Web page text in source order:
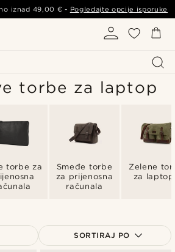
iznad 49,00 € - Pogledajte opcije isporuke
torbe za laptop
torbe za
Smeđe torbe
za prijenosna
računala
Zelene
za
SORTIRAJ PO